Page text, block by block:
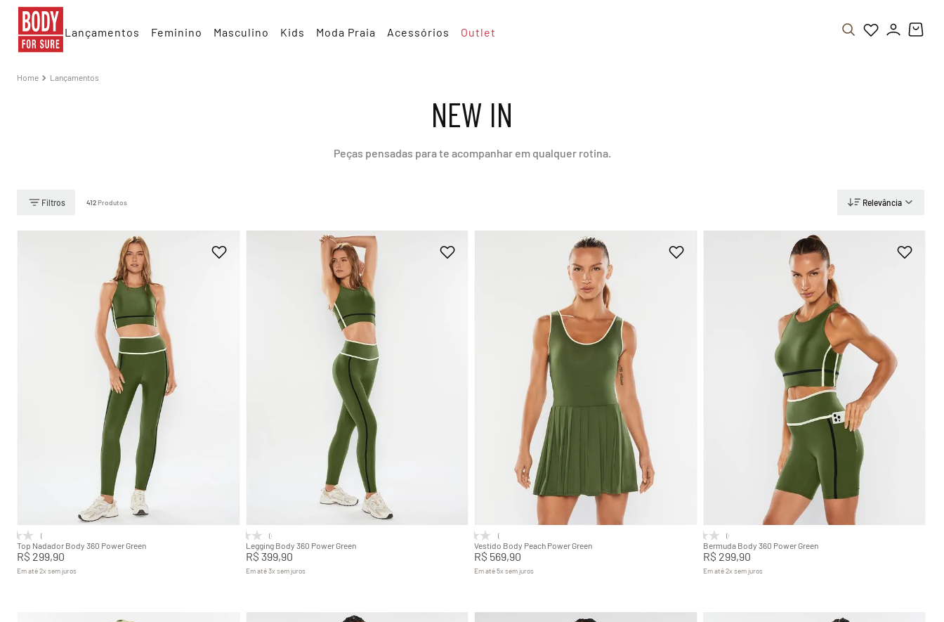
Lançamentos Feminino Masculino Kids Moda Praia Acessórios Outlet
Lançamentos
NEW IN
Peças pensadas para te acompanhar em qualquer rotina.
412Produtos Relevância
Adicionar na sacola
(0)
Top Nadador Body 360 Power Green
R$ 299,90
Em até2xsem juros
Adicionar na sacola
(0)
Legging Body 360 Power Green
R$ 399,90
Em até3xsem juros
P G GG
Adicionar na sacola
(0)
Vestido Body Peach Power Green
R$ 569,90
Em até5xsem juros
Adicionar na sacola
(0)
Bermuda Body 360 Power Green
R$ 299,90
Em até2xsem juros